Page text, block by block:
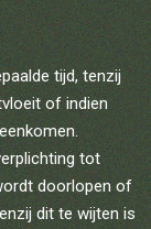
tijd, tenzij
of indien
tot
doorlopen of
dit te wijten is